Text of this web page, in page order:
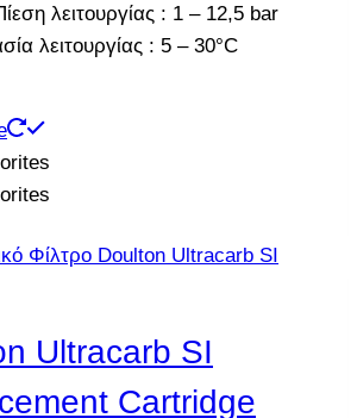
λειτουργίας : 1 – 12,5 bar
λειτουργίας : 5 – 30°C
Ultracarb SI
Cartridge